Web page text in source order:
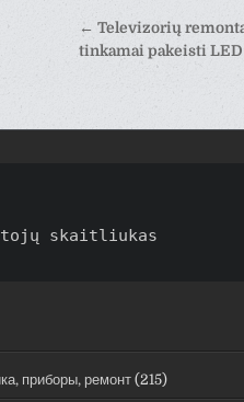
Навигация
по
← Televizorių
tinkamai pakeisti
приборы, ремонт (215)